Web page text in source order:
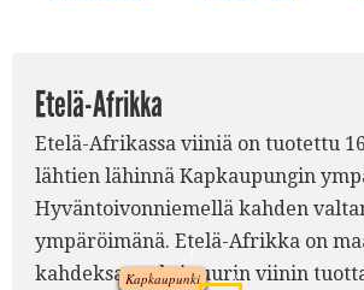
Kapkaupunki
1.
3.
5.
7.
Etelä-Afrikka
Etelä-Afrikassa viiniä on tuotettu
lähtien lähinnä Kapkaupungin
Hyväntoivonniemellä kahden
ympäröimänä. Etelä-Afrikka on
kahdeksanneksi suurin viinin